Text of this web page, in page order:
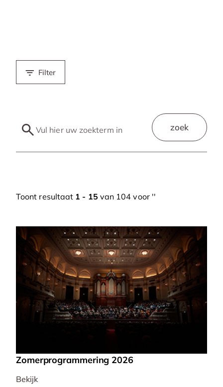
Filter
zoek
Toont resultaat 1 - 15 van 104 voor ''
Zomerprogrammering 2026
Bekijk